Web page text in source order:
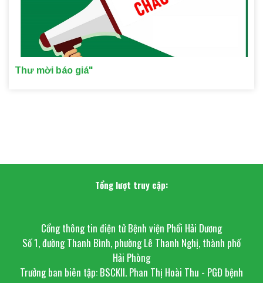
Thư mời báo giá"
Tổng lượt truy cập:
Cổng thông tin điện tử Bệnh viện Phổi Hải Dương
Số 1, đường Thanh Bình, phường Lê Thanh Nghị, thành phố
Hải Phòng
Trưởng ban biên tập: BSCKII. Phan Thị Hoài Thu - PGĐ bệnh